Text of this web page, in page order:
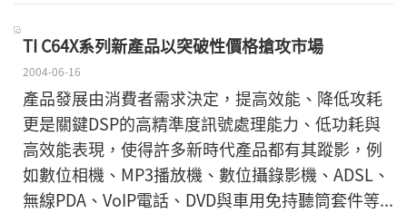
TI C64X系列新產品以突破性價格搶攻市場
2004-06-16
產品發展由消費者需求決定，提高效能、降低攻耗
更是關鍵DSP的高精準度訊號處理能力、低功耗與
高效能表現，使得許多新時代產品都有其蹤影，例
如數位相機、MP3播放機、數位攝錄影機、ADSL、
無線PDA、VoIP電話、DVD與車用免持聽筒套件等...